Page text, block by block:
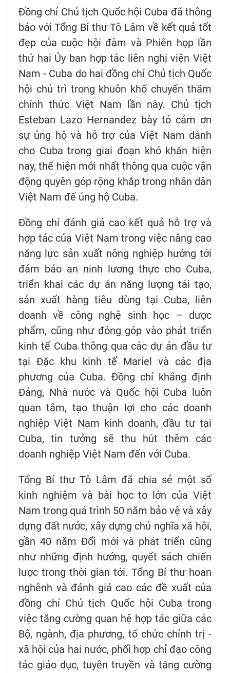
Đồng chí Chủ tịch Quốc hội Cuba đã thông
báo với Tổng Bí thư Tô Lâm về kết quả tốt
đẹp của cuộc hội đàm và Phiên họp lần
thứ hai Ủy ban hợp tác liên nghị viện Việt
Nam - Cuba do hai đồng chí Chủ tịch Quốc
hội chủ trì trong khuôn khổ chuyến thăm
chính thức Việt Nam lần này. Chủ tịch
Esteban Lazo Hernandez bày tỏ cảm ơn
sự ủng hộ và hỗ trợ của Việt Nam dành
cho Cuba trong giai đoạn khó khăn hiện
nay, thể hiện mới nhất thông qua cuộc vận
động quyên góp rộng khắp trong nhân dân
Việt Nam để ủng hộ Cuba.
Đồng chí đánh giá cao kết quả hỗ trợ và
hợp tác của Việt Nam trong việc nâng cao
năng lực sản xuất nông nghiệp hướng tới
đảm bảo an ninh lương thực cho Cuba,
triển khai các dự án năng lượng tái tạo,
sản xuất hàng tiêu dùng tại Cuba, liên
doanh về công nghệ sinh học – dược
phẩm, cũng như đóng góp vào phát triển
kinh tế Cuba thông qua các dự án đầu tư
tại Đặc khu kinh tế Mariel và các địa
phương của Cuba. Đồng chí khẳng định
Đảng, Nhà nước và Quốc hội Cuba luôn
quan tâm, tạo thuận lợi cho các doanh
nghiệp Việt Nam kinh doanh, đầu tư tại
Cuba, tin tưởng sẽ thu hút thêm các
doanh nghiệp Việt Nam đến với Cuba.
Tổng Bí thư Tô Lâm đã chia sẻ một số
kinh nghiệm và bài học to lớn của Việt
Nam trong quá trình 50 năm bảo vệ và xây
dựng đất nước, xây dựng chủ nghĩa xã hội,
gần 40 năm Đổi mới và phát triển cũng
như những định hướng, quyết sách chiến
lược trong thời gian tới. Tổng Bí thư hoan
nghênh và đánh giá cao các đề xuất của
đồng chí Chủ tịch Quốc hội Cuba trong
việc tăng cường quan hệ hợp tác giữa các
Bộ, ngành, địa phương, tổ chức chính trị -
xã hội của hai nước, phối hợp chỉ đạo công
tác giáo dục, tuyên truyền và tăng cường